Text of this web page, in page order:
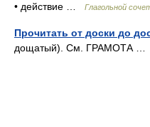
• действие …
Глагольной
Прочитать от доски до
дощатый). См. ГРАМОТА …